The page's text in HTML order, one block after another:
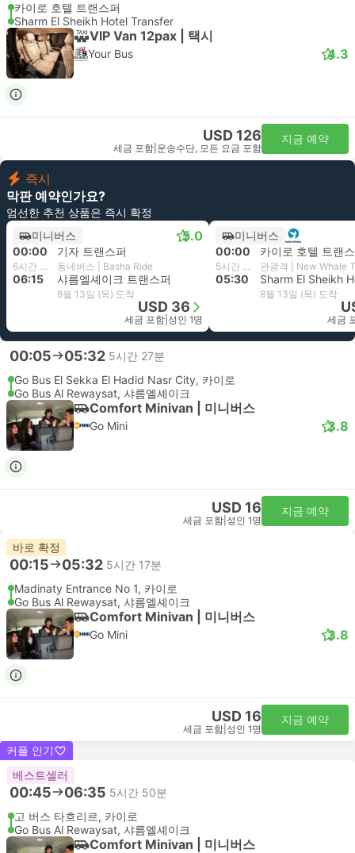
카이로 호텔 트랜스퍼
Sharm El Sheikh Hotel Transfer
VIP Van 12pax | 택시
Your Bus 4.3
USD 126
세금 포함 운송수단, 모든 요금 포함
지금 예약
즉시
막판 예약인가요?
엄선한 추천 상품은 즉시 확정
미니버스
5.0
00:00 기자 트랜스퍼
6시간 15분 동네버스 | Basha Ride
06:15 샤름엘셰이크 트랜스퍼
8월 13일 (목) 도착
USD 36
세금 포함 성인 1명
미니버스
00:00
카이로 호텔 트랜
5시간 30분 관광객 | New Whale
05:30
8월 13일 (목) 도착
세금
00:05 05:32 5시간 27분
Go Bus El Sekka El Hadid Nasr City, 카이로
Go Bus Al Rewaysat, 샤름엘셰이크
Comfort Minivan | 미니버스
Go Mini 3.8
USD 16
세금 포함 성인 1명
지금 예약
바로 확정
00:15 05:32 5시간 17분
Madinaty Entrance No 1, 카이로
Go Bus Al Rewaysat, 샤름엘셰이크
Comfort Minivan | 미니버스
Go Mini 3.8
USD 16
세금 포함 성인 1명
지금 예약
커플 인기
베스트셀러
00:45 06:35 5시간 50분
고 버스 타흐리르, 카이로
Go Bus Al Rewaysat, 샤름엘셰이크
Comfort Minivan | 미니버스